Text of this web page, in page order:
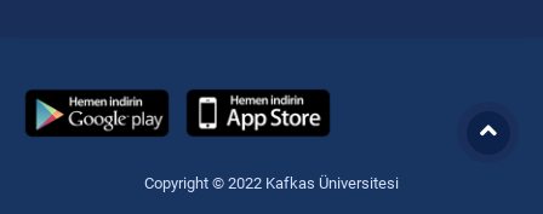
Copyright © 2022 Kafkas Üniversitesi